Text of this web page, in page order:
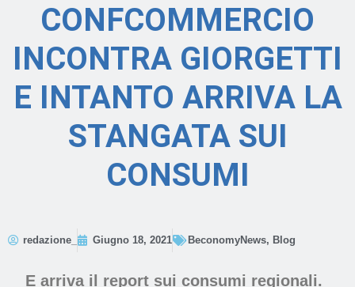
CONFCOMMERCIO
INCONTRA GIORGETTI
E INTANTO ARRIVA LA
STANGATA SUI
CONSUMI
redazione_ Giugno 18, 2021 BeconomyNews, Blog
E arriva il report sui consumi regionali.